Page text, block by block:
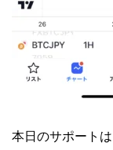
本日のサポート